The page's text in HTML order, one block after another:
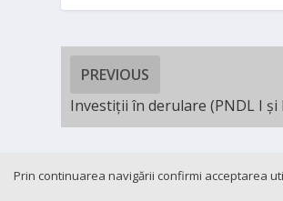
PREVIOUS
Investiții în derulare (PNDL I și
Cookie-and-GDPR Contact
Prin continuarea navigării confirmi acceptarea